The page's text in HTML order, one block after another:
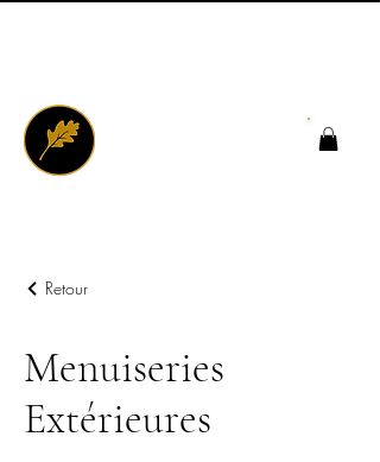
Retour
Menuiseries
Extérieures